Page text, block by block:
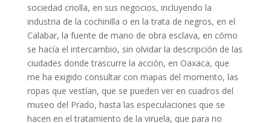
sociedad criolla, en sus negocios, incluyendo la
industria de la cochinilla o en la trata de negros, en el
Calabar, la fuente de mano de obra esclava, en cómo
se hacía el intercambio, sin olvidar la descripción de las
ciudades donde trascurre la acción, en Oaxaca, que
me ha exigido consultar con mapas del momento, las
ropas que vestían, que se pueden ver en cuadros del
museo del Prado, hasta las especulaciones que se
hacen en el tratamiento de la viruela, que para no